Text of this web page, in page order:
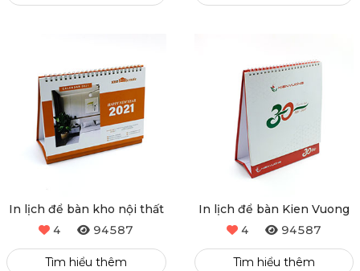
In lịch để bàn kho nội thất
4
94587
Tìm hiểu thêm
In lịch để bàn Kien Vuong
4
94587
Tìm hiểu thêm